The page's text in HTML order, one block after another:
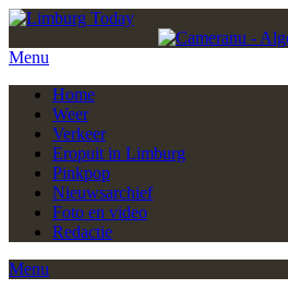
Menu
Home
Weer
Verkeer
Eropuit in Limburg
Pinkpop
Nieuwsarchief
Foto en video
Redactie
Menu